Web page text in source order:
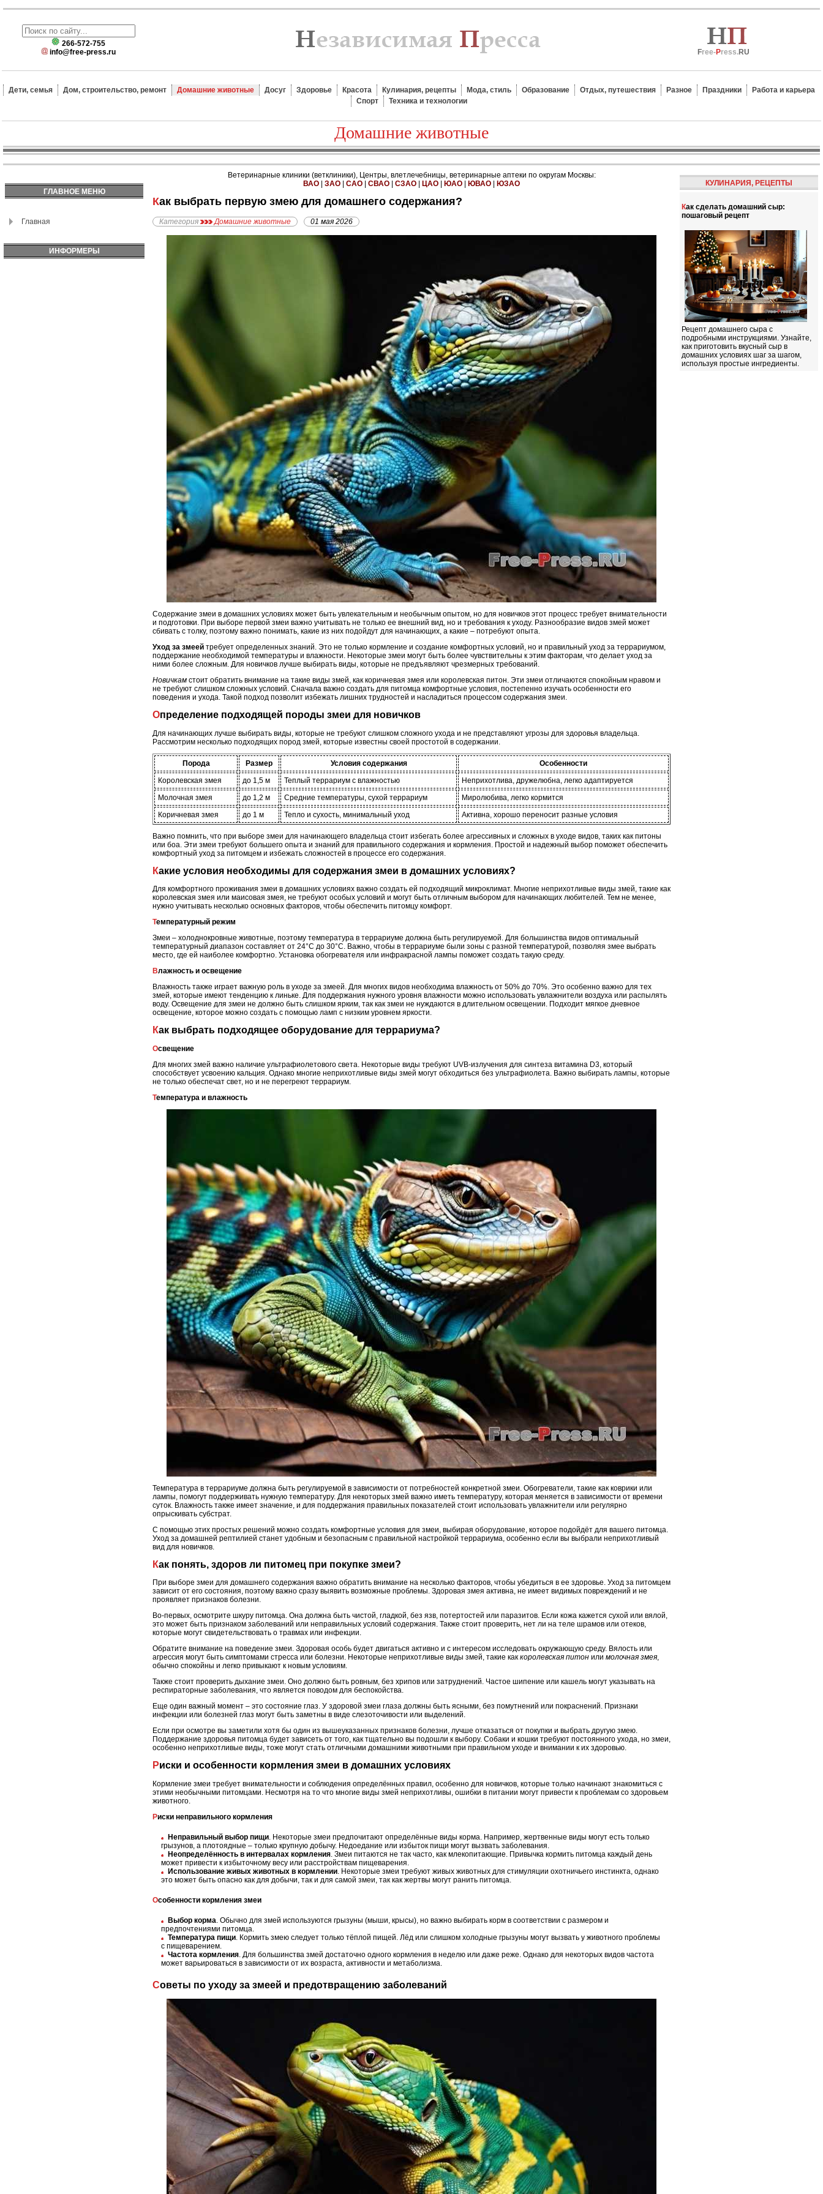
266-572-755
info@free-press.ru
Free-Press.RU
Дети, семья Дом, строительство, ремонт Домашние животные Досуг Здоровье Красота Кулинария, рецепты Мода, стиль Образование Отдых, путешествия Разное Праздники
Работа и карьера
Спорт
Техника и технологии
Домашние животные
ГЛАВНОЕ МЕНЮ
Главная
ИНФОРМЕРЫ
Ветеринарные клиники (ветклиники), Центры, влетлечебницы, ветеринарные аптеки по округам Москвы:
ВАО
ЗАО САО СВАО СЗАО ЦАО ЮАО ЮВАО ЮЗАО
Как выбрать первую змею для домашнего содержания?
Категория Домашние животные 01 мая 2026
Содержание змеи в домашних условиях может быть увлекательным и необычным опытом, но для новичков этот процесс требует внимательности
и подготовки. При выборе первой змеи важно учитывать не только ее внешний вид, но и требования к уходу. Разнообразие видов змей может
сбивать с толку, поэтому важно понимать, какие из них подойдут для начинающих, а какие – потребуют опыта.
Уход за змеей требует определенных знаний. Это не только кормление и создание комфортных условий, но и правильный уход за террариумом,
поддержание необходимой температуры и влажности. Некоторые змеи могут быть более чувствительны к этим факторам, что делает уход за
ними более сложным. Для новичков лучше выбирать виды, которые не предъявляют чрезмерных требований.
Новичкам стоит обратить внимание на такие виды змей, как коричневая змея или королевская питон. Эти змеи отличаются спокойным нравом и
не требуют слишком сложных условий. Сначала важно создать для питомца комфортные условия, постепенно изучать особенности его
поведения и ухода. Такой подход позволит избежать лишних трудностей и насладиться процессом содержания змеи.
Определение подходящей породы змеи для новичков
Для начинающих лучше выбирать виды, которые не требуют слишком сложного ухода и не представляют угрозы для здоровья владельца.
Рассмотрим несколько подходящих пород змей, которые известны своей простотой в содержании.
Порода Размер Условия содержания
Особенности
Королевская змея
до 1,5 м Теплый террариум с влажностью
Неприхотлива, дружелюбна, легко адаптируется
Молочная змея
до 1,2 м Средние температуры, сухой террариум
Миролюбива, легко кормится
Коричневая змея
до 1 м Тепло и сухость, минимальный уход Активна, хорошо переносит разные условия
Важно помнить, что при выборе змеи для начинающего владельца стоит избегать более агрессивных и сложных в уходе видов, таких как питоны
или боа. Эти змеи требуют большего опыта и знаний для правильного содержания и кормления. Простой и надежный выбор поможет обеспечить
комфортный уход за питомцем и избежать сложностей в процессе его содержания.
Какие условия необходимы для содержания змеи в домашних условиях?
Для комфортного проживания змеи в домашних условиях важно создать ей подходящий микроклимат. Многие неприхотливые виды змей, такие как
королевская змея или маисовая змея, не требуют особых условий и могут быть отличным выбором для начинающих любителей. Тем не менее,
нужно учитывать несколько основных факторов, чтобы обеспечить питомцу комфорт.
Температурный режим
Змеи – холоднокровные животные, поэтому температура в террариуме должна быть регулируемой. Для большинства видов оптимальный
температурный диапазон составляет от 24°C до 30°C. Важно, чтобы в террариуме были зоны с разной температурой, позволяя змее выбрать
место, где ей наиболее комфортно. Установка обогревателя или инфракрасной лампы поможет создать такую среду.
Влажность и освещение
Влажность также играет важную роль в уходе за змеей. Для многих видов необходима влажность от 50% до 70%. Это особенно важно для тех
змей, которые имеют тенденцию к линьке. Для поддержания нужного уровня влажности можно использовать увлажнители воздуха или распылять
воду. Освещение для змеи не должно быть слишком ярким, так как змеи не нуждаются в длительном освещении. Подходит мягкое дневное
освещение, которое можно создать с помощью ламп с низким уровнем яркости.
Как выбрать подходящее оборудование для террариума?
Освещение
Для многих змей важно наличие ультрафиолетового света. Некоторые виды требуют UVB-излучения для синтеза витамина D3, который
способствует усвоению кальция. Однако многие неприхотливые виды змей могут обходиться без ультрафиолета. Важно выбирать лампы, которые
не только обеспечат свет, но и не перегреют террариум.
Температура и влажность
Температура в террариуме должна быть регулируемой в зависимости от потребностей конкретной змеи. Обогреватели, такие как коврики или
лампы, помогут поддерживать нужную температуру. Для некоторых змей важно иметь температуру, которая меняется в зависимости от времени
суток. Влажность также имеет значение, и для поддержания правильных показателей стоит использовать увлажнители или регулярно
опрыскивать субстрат.
С помощью этих простых решений можно создать комфортные условия для змеи, выбирая оборудование, которое подойдёт для вашего питомца.
Уход за домашней рептилией станет удобным и безопасным с правильной настройкой террариума, особенно если вы выбрали неприхотливый
вид для новичков.
Как понять, здоров ли питомец при покупке змеи?
При выборе змеи для домашнего содержания важно обратить внимание на несколько факторов, чтобы убедиться в ее здоровье. Уход за питомцем
зависит от его состояния, поэтому важно сразу выявить возможные проблемы. Здоровая змея активна, не имеет видимых повреждений и не
проявляет признаков болезни.
Во-первых, осмотрите шкуру питомца. Она должна быть чистой, гладкой, без язв, потертостей или паразитов. Если кожа кажется сухой или вялой,
это может быть признаком заболеваний или неправильных условий содержания. Также стоит проверить, нет ли на теле шрамов или отеков,
которые могут свидетельствовать о травмах или инфекции.
Обратите внимание на поведение змеи. Здоровая особь будет двигаться активно и с интересом исследовать окружающую среду. Вялость или
агрессия могут быть симптомами стресса или болезни. Некоторые неприхотливые виды змей, такие как королевская питон или молочная змея,
обычно спокойны и легко привыкают к новым условиям.
Также стоит проверить дыхание змеи. Оно должно быть ровным, без хрипов или затруднений. Частое шипение или кашель могут указывать на
респираторные заболевания, что является поводом для беспокойства.
Еще один важный момент – это состояние глаз. У здоровой змеи глаза должны быть ясными, без помутнений или покраснений. Признаки
инфекции или болезней глаз могут быть заметны в виде слезоточивости или выделений.
Если при осмотре вы заметили хотя бы один из вышеуказанных признаков болезни, лучше отказаться от покупки и выбрать другую змею.
Поддержание здоровья питомца будет зависеть от того, как тщательно вы подошли к выбору. Собаки и кошки требуют постоянного ухода, но змеи,
особенно неприхотливые виды, тоже могут стать отличными домашними животными при правильном уходе и внимании к их здоровью.
Риски и особенности кормления змеи в домашних условиях
Кормление змеи требует внимательности и соблюдения определённых правил, особенно для новичков, которые только начинают знакомиться с
этими необычными питомцами. Несмотря на то что многие виды змей неприхотливы, ошибки в питании могут привести к проблемам со здоровьем
животного.
Риски неправильного кормления
Неправильный выбор пищи . Некоторые змеи предпочитают определённые виды корма. Например, жертвенные виды могут есть только
грызунов, а плотоядные – только крупную добычу. Недоедание или избыток пищи могут вызвать заболевания.
Неопределённость в интервалах кормления . Змеи питаются не так часто, как млекопитающие. Привычка кормить питомца каждый день
может привести к избыточному весу или расстройствам пищеварения.
Использование живых животных в кормлении . Некоторые змеи требуют живых животных для стимуляции охотничьего инстинкта, однако
это может быть опасно как для добычи, так и для самой змеи, так как жертвы могут ранить питомца.
Особенности кормления змеи
Выбор корма . Обычно для змей используются грызуны (мыши, крысы), но важно выбирать корм в соответствии с размером и
предпочтениями питомца.
Температура пищи . Кормить змею следует только тёплой пищей. Лёд или слишком холодные грызуны могут вызвать у животного проблемы
с пищеварением.
Частота кормления . Для большинства змей достаточно одного кормления в неделю или даже реже. Однако для некоторых видов частота
может варьироваться в зависимости от их возраста, активности и метаболизма.
Советы по уходу за змеей и предотвращению заболеваний
КУЛИНАРИЯ, РЕЦЕПТЫ
Как сделать домашний сыр:
пошаговый рецепт
Рецепт домашнего сыра с
подробными инструкциями. Узнайте,
как приготовить вкусный сыр в
домашних условиях шаг за шагом,
используя простые ингредиенты.